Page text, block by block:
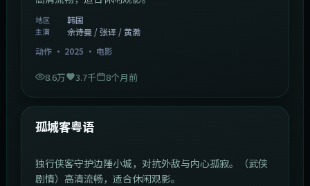
地区 韩国
主演
佘诗曼 / 张译 / 黄渤
动作· 2025 · 电影
8.6万 3.7千 8个月前
热门
孤城客粤语
独行侠客守护边陲小城，对抗外敌与内心孤寂。（武侠
剧情）高清流畅，适合休闲观影。